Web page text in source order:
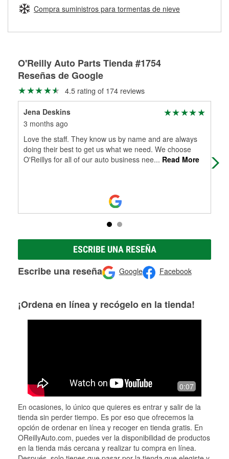
Más información sobre el Programa de Préstamo de
medirán tus tambores o discos para determinar si pueden
ser rectificados con seguridad. Si tus tambores o discos no
partes de reemplazo correctas para tu reparación.
Compra suministros para tormentas de nieve
O'Reilly Auto Parts Tienda #1754
Reseñas de Google
4.5 rating of 174 reviews
Jena Deskins
3 months ago
Love the staff. They know us by name and are always
doing their best to get us what we need. We choose
O'Reillys for all of our auto business nee... Read More
at
ESCRIBE UNA RESEÑA
Escribe una reseña Google Facebook
¡Ordena en línea y recógelo en la tienda!
0:07
En ocasiones, lo único que quieres es entrar y salir de la
tienda sin perder tiempo. Es por eso que ofrecemos la
opción de ordenar en línea y recoger en tienda gratis. En
OReillyAuto.com, puedes ver la disponibilidad de productos
en la tienda más cercana y realizar tu compra en línea.